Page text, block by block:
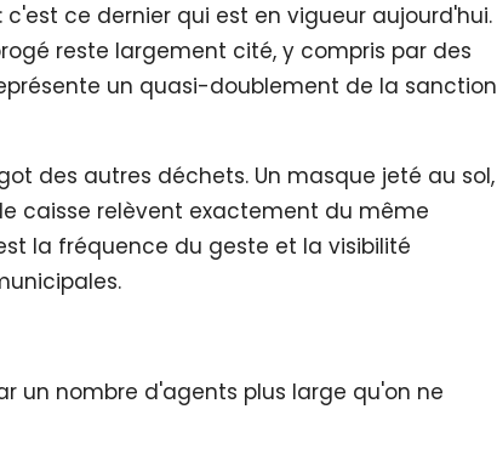
: c'est ce dernier qui est en vigueur aujourd'hui.
reste largement cité, y compris par des
un quasi-doublement de la sanction
des autres déchets. Un masque jeté au sol,
caisse relèvent exactement du même
la fréquence du geste et la visibilité
un nombre d'agents plus large qu'on ne